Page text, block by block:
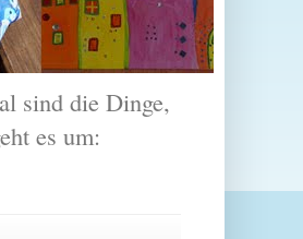
sind die Dinge,
es um: